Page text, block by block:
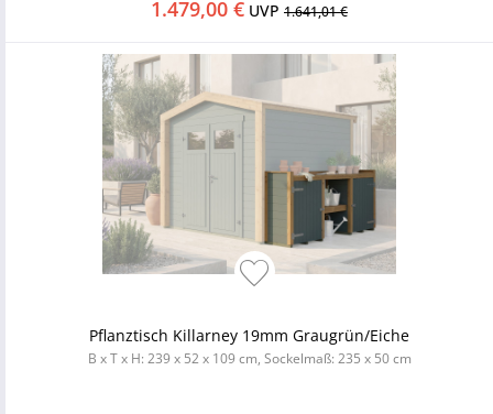
1.479,00 € UVP 1.641,01 €
Pflanztisch Killarney 19mm Graugrün/Eiche
B x T x H: 239 x 52 x 109 cm, Sockelmaß: 235 x 50 cm